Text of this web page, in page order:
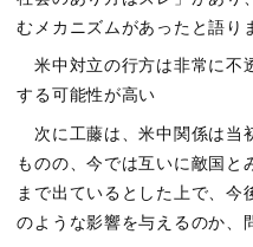
むメカニズムがあったと語り
米中対立の行方は非常に不
する可能性が高い
次に工藤は、米中関係は当
ものの、今では互いに敵国と
まで出ているとした上で、今
のような影響を与えるのか、